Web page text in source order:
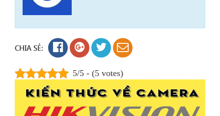
CHIA SẺ:
5/5 - (5 votes)